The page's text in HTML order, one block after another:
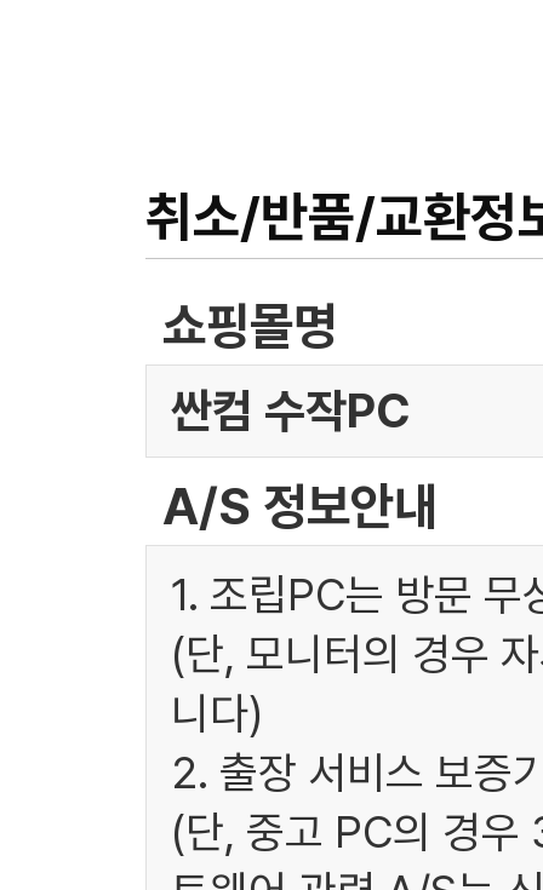
취소/반품/교환정
쇼핑몰명
싼컴 수작PC
A/S 정보안내
1. 조립PC는 방문
(단, 모니터의 경우
니다)
2. 출장 서비스 보증
(단, 중고 PC의 경우